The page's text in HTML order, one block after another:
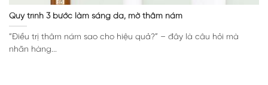
Quy trình 3 bước làm sáng da, mờ thâm nám
“Điều trị thâm nám sao cho hiệu quả?” – đây là câu hỏi mà
nhãn hàng...